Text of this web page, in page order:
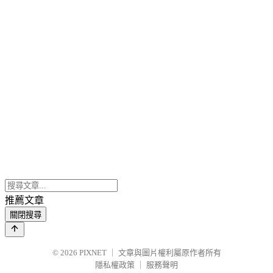
推薦文章
關閉搜尋
© 2026 PIXNET
文章與圖片權利屬原作者所有
隱私權政策
服務聲明